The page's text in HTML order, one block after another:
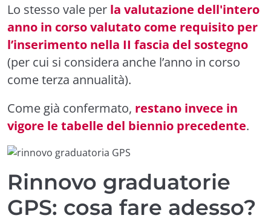
Lo stesso vale per la valutazione dell'intero
anno in corso valutato come requisito per
l’inserimento nella II fascia del sostegno
(per cui si considera anche l’anno in corso
come terza annualità).
Come già confermato, restano invece in
vigore le tabelle del biennio precedente.
Rinnovo graduatorie
GPS: cosa fare adesso?